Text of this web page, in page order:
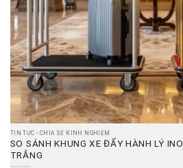
TIN TỨC - CHIA SẺ KINH NGHIỆM
SO SÁNH KHUNG XE ĐẨY HÀNH LÝ
TRẮNG